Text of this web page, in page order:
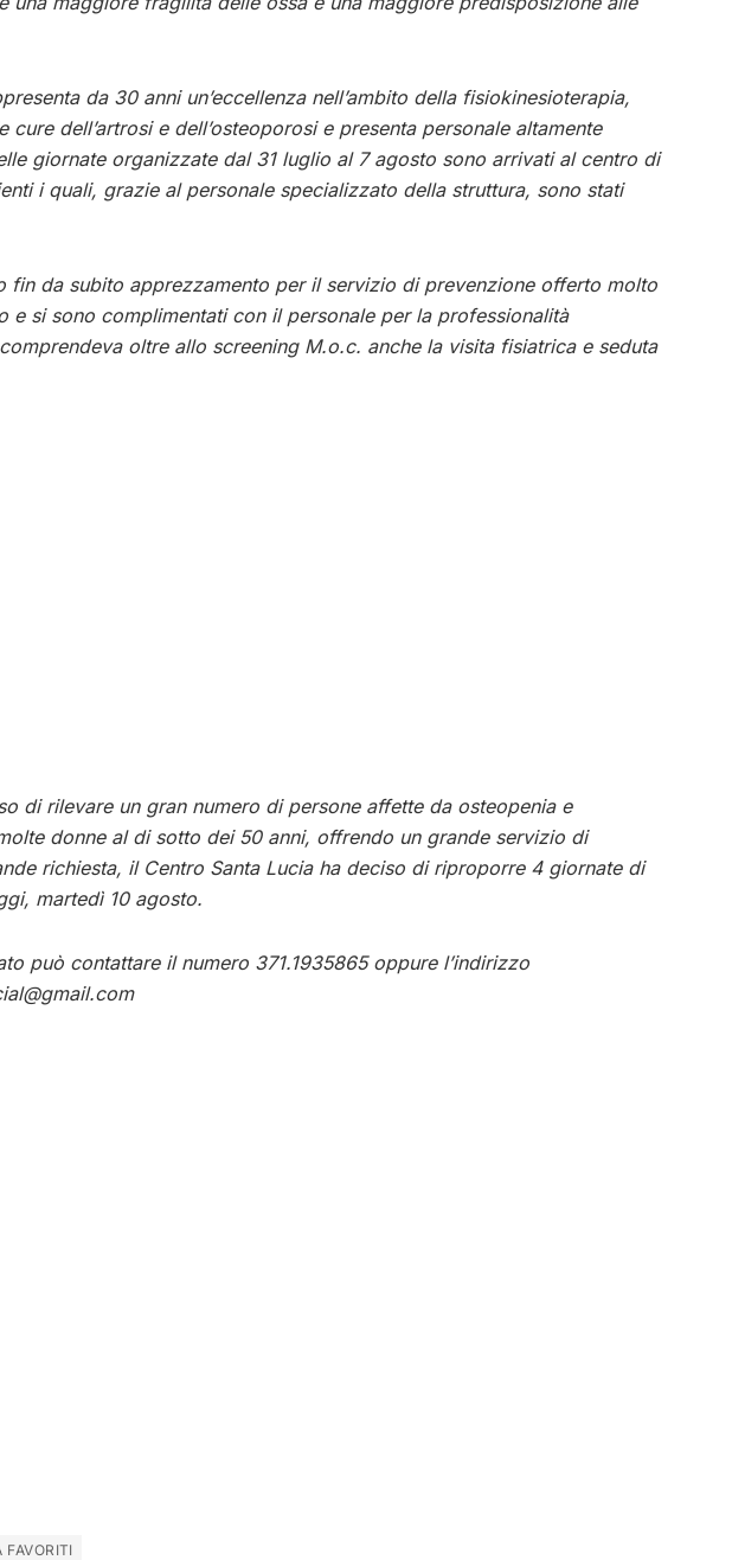
da 30 anni un’eccellenza nell’ambito della fisiokinesioterapia,
cure dell’artrosi e dell’osteoporosi e presenta personale altamente
giornate organizzate dal 31 luglio al 7 agosto sono arrivati al centro di
i quali, grazie al personale specializzato della struttura, sono stati
fin da subito apprezzamento per il servizio di prevenzione offerto molto
e si sono complimentati con il personale per la professionalità
oltre allo screening M.o.c. anche la visita fisiatrica e seduta
di rilevare un gran numero di persone affette da osteopenia e
donne al di sotto dei 50 anni, offrendo un grande servizio di
richiesta, il Centro Santa Lucia ha deciso di riproporre 4 giornate di
martedì 10 agosto.
può contattare il numero 371.1935865 oppure l’indirizzo
FAVORITI